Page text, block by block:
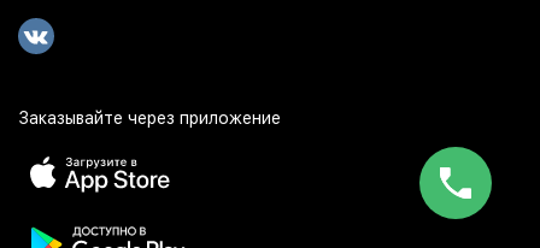
Заказывайте через приложение